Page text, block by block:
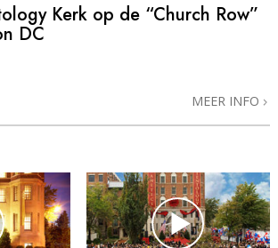
Kerk op de “Church Row”
DC
MEER INFO